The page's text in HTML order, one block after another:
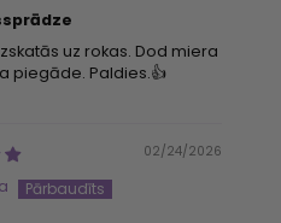
uz rokas. Dod miera
piegāde. Paldies.👍
02/24/2026